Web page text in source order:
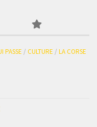
PASSE / CULTURE / LA CORSE